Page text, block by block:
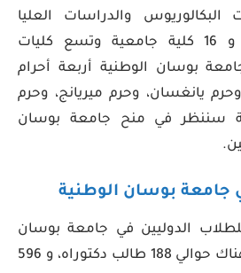
والدراسات العليا
وحوالي 3000 أستاذ و 16 كلية جامعية وتسع كليات
بوسان الوطنية أربعة أحرام
يانغسان، وحرم ميريانج، وحرم
سننظر في منح جامعة بوسان
جامعة بوسان الوطنية
للطلاب الدوليين في جامعة بوسان
الوطنية حوالي 2,186. هناك حوالي 188 طالب دكتوراه، و 596